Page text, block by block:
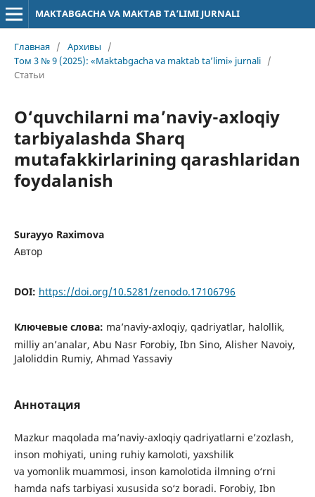
MAKTABGACHA VA MAKTAB TA’LIMI JURNALI
Главная / Архивы
/
Том 3 № 9 (2025): «Maktabgacha va maktab ta’limi» jurnali /
Статьи
O‘quvchilarni ma’naviy-axloqiy
tarbiyalashda Sharq
mutafakkirlarining qarashlaridan
foydalanish
Surayyo Raximova
Автор
DOI: https://doi.org/10.5281/zenodo.17106796
Ключевые слова: ma’naviy-axloqiy, qadriyatlar, halollik,
milliy an’analar, Abu Nasr Forobiy, Ibn Sino, Alisher Navoiy,
Jaloliddin Rumiy, Ahmad Yassaviy
Аннотация
Mazkur maqolada ma’naviy-axloqiy qadriyatlarni e’zozlash,
inson mohiyati, uning ruhiy kamoloti, yaxshilik
va yomonlik muammosi, inson kamolotida ilmning o‘rni
hamda nafs tarbiyasi xususida so‘z boradi. Forobiy, Ibn